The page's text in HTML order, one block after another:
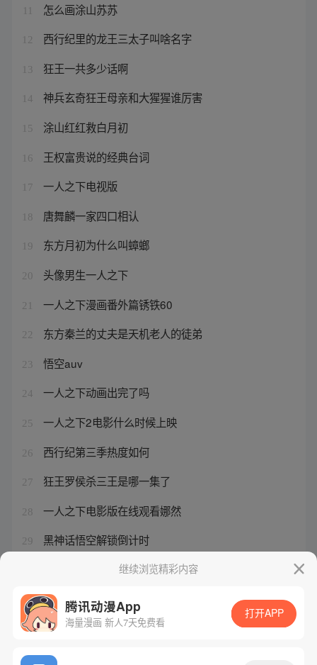
怎么画涂山苏苏
12 西行纪里的龙王三太子叫啥名字
13 狂王一共多少话啊
14 神兵玄奇狂王母亲和大猩猩谁厉害
15 涂山红红救白月初
16 王权富贵说的经典台词
17 一人之下电视版
18 唐舞麟一家四口相认
19 东方月初为什么叫蟑螂
20 头像男生一人之下
21 一人之下漫画番外篇锈铁60
22 东方秦兰的丈夫是天机老人的徒弟
23 悟空auv
24 一人之下动画出完了吗
25 一人之下2电影什么时候上映
26 西行纪第三季热度如何
27 狂王罗侯杀三王是哪一集了
28 一人之下电影版在线观看娜然
29 黑神话悟空解锁倒计时
继续浏览精彩内容
腾讯动漫App
海量漫画 新人7天免费看
打开APP